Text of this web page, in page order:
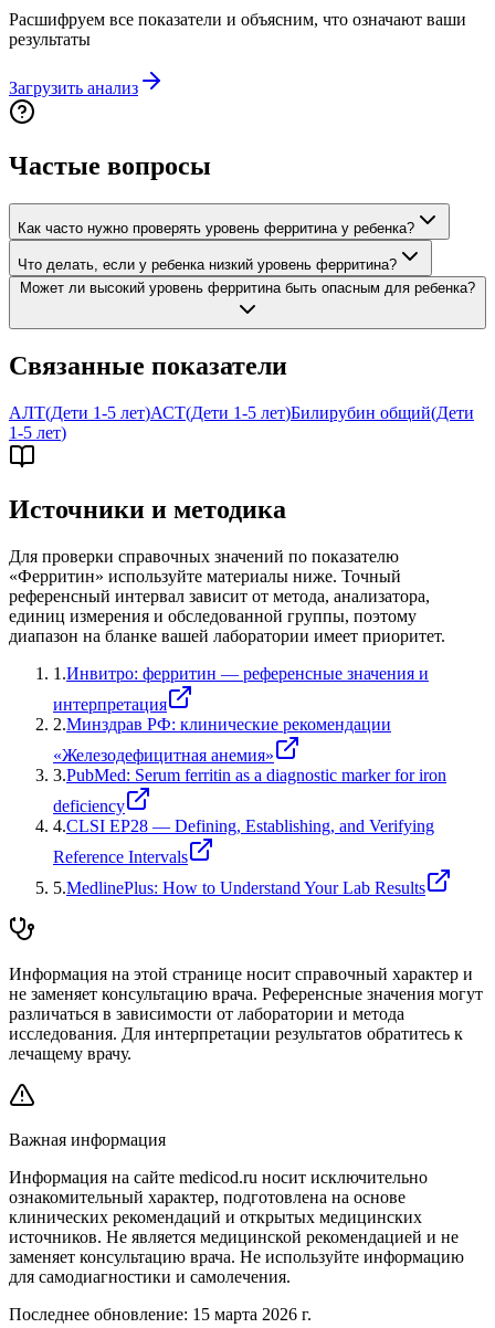
Расшифруем все показатели и объясним, что означают ваши
результаты
Загрузить анализ
Частые вопросы
Как часто нужно проверять уровень ферритина у ребенка?
Что делать, если у ребенка низкий уровень ферритина?
Может ли высокий уровень ферритина быть опасным для ребенка?
Связанные показатели
АЛТ(Дети 1-5 лет)АСТ(Дети 1-5 лет)Билирубин общий(Дети
1-5 лет)
Источники и методика
Для проверки справочных значений по показателю
«Ферритин» используйте материалы ниже. Точный
референсный интервал зависит от метода, анализатора,
единиц измерения и обследованной группы, поэтому
диапазон на бланке вашей лаборатории имеет приоритет.
1 .Инвитро: ферритин — референсные значения и
интерпретация
2.Минздрав РФ: клинические рекомендации
«Железодефицитная анемия»
3.PubMed: Serum ferritin as a diagnostic marker for iron
deficiency
4.CLSI EP28 — Defining, Establishing, and Verifying
Reference Intervals
5.MedlinePlus: How to Understand Your Lab Results
Информация на этой странице носит справочный характер и
не заменяет консультацию врача. Референсные значения могут
различаться в зависимости от лаборатории и метода
исследования. Для интерпретации результатов обратитесь к
лечащему врачу.
Важная информация
Информация на сайте medicod.ru носит исключительно
ознакомительный характер, подготовлена на основе
клинических рекомендаций и открытых медицинских
источников. Не является медицинской рекомендацией и не
заменяет консультацию врача. Не используйте информацию
для самодиагностики и самолечения.
Последнее обновление: 15 марта 2026 г.